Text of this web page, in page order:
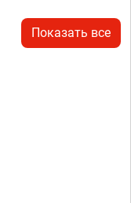
Показать все